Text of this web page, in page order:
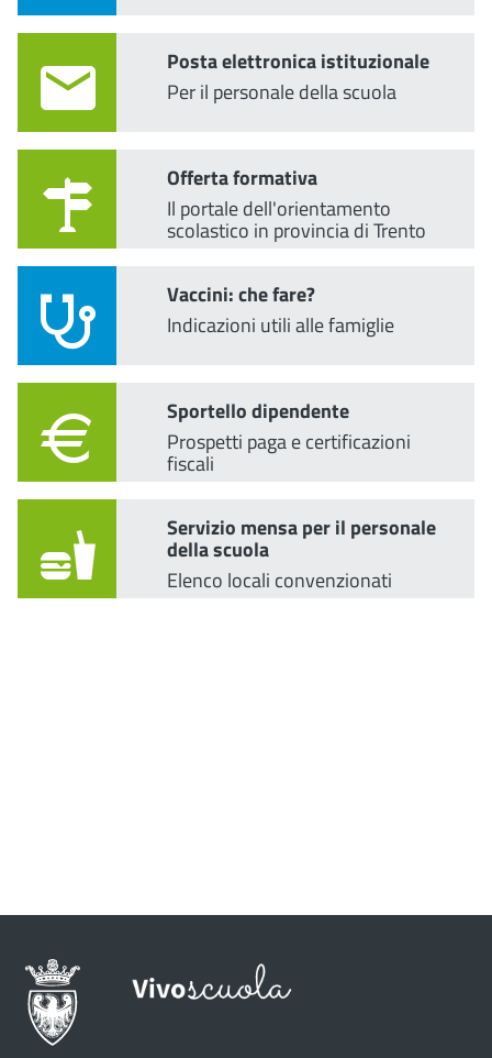
Posta elettronica istituzionale
Per il personale della scuola
Offerta formativa
Il portale dell'orientamento
scolastico in provincia di Trento
Vaccini: che fare?
Indicazioni utili alle famiglie
Sportello dipendente
Prospetti paga e certificazioni
fiscali
Servizio mensa per il personale
della scuola
Elenco locali convenzionati